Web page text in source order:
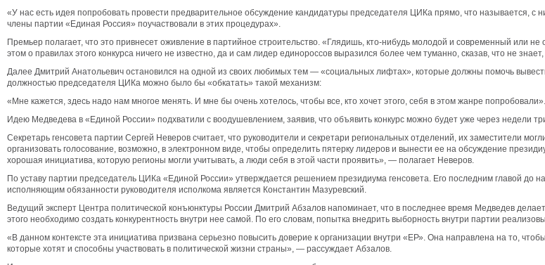
«У нас есть идея попробовать провести предварительное обсуждение кандидатуры председателя ЦИКа прямо, что
члены партии «Единая Россия» поучаствовали в этих процедурах».
Премьер полагает, что это привнесет оживление в партийное строительство. «Глядишь, кто-нибудь молодой и современный или
этом о правилах этого конкурса ничего не известно, да и сам лидер единороссов выразился более чем туманно, сказав, что не
Далее Дмитрий Анатольевич остановился на одной из своих любимых тем — «социальных лифтах», которые должны помочь
должностью председателя ЦИКа можно было бы «обкатать» такой механизм:
«Мне кажется, здесь надо нам многое менять. И мне бы очень хотелось, чтобы все, кто хочет этого, себя в этом жанре попробовали».
Идею Медведева в «Единой России» подхватили с воодушевлением, заявив, что объявить конкурс можно будет уже через недели
Секретарь генсовета партии Сергей Неверов считает, что руководители и секретари региональных отделений, их заместители
организовать голосование, возможно, в электронном виде, чтобы определить пятерку лидеров и вынести ее на обсуждение
хорошая инициатива, которую регионы могли учитывать, а люди себя в этой части проявить», — полагает Неверов.
По уставу партии председатель ЦИКа «Единой России» утверждается решением президиума генсовета. Его последним главой
исполняющим обязанности руководителя исполкома является Константин Мазуревский.
Ведущий эксперт Центра политической конъюнктуры России Дмитрий Абзалов напоминает, что в последнее время Медведев
этого необходимо создать конкурентность внутри нее самой. По его словам, попытка внедрить выборность внутри партии
«В данном контексте эта инициатива призвана серьезно повысить доверие к организации внутри «ЕР». Она направлена на то,
которые хотят и способны участвовать в политической жизни страны», — рассуждает Абзалов.